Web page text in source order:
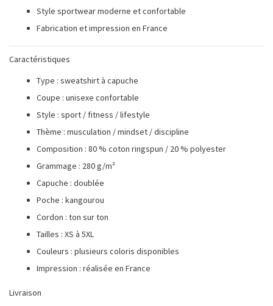
Style sportwear moderne et confortable
Fabrication et impression en France
Caractéristiques
Type : sweatshirt à capuche
Coupe : unisexe confortable
Style : sport / fitness / lifestyle
Thème : musculation / mindset / discipline
Composition : 80 % coton ringspun / 20 % polyester
Grammage : 280 g/m²
Capuche : doublée
Poche : kangourou
Cordon : ton sur ton
Tailles : XS à 5XL
Couleurs : plusieurs coloris disponibles
Impression : réalisée en France
Livraison